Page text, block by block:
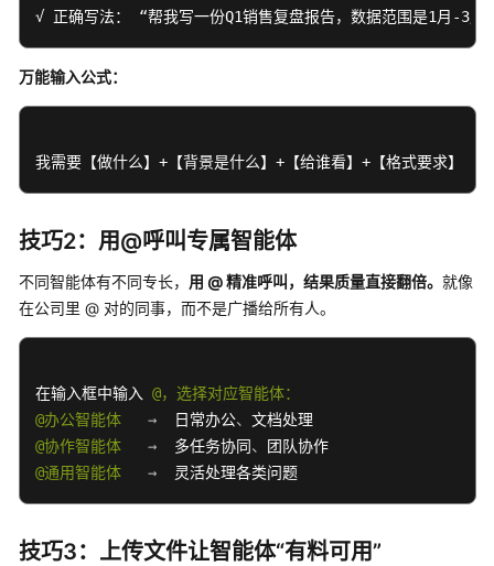
开
用
费
代
码
高
代
码
开
发
智
√ 正确写法： “帮我写一份Q1销售复盘报告，数据范围是1月-3月
万能输入公式：
我需要【做什么】+【背景是什么】+【给谁看】+【格式要求】
技巧2：用@呼叫专属智能体
不同智能体有不同专长， 用 @ 精准呼叫，结果质量直接翻倍。 就像
在公司里 @ 对的同事，而不是广播给所有人。
在输入框中输入 @，选择对应智能体：
@办公智能体
→
  日常办公
、
@协作智能体
→
  多任务协同
、
@通用智能体
→
  灵活处理各类问题
技巧3：上传文件让智能体“有料可用”